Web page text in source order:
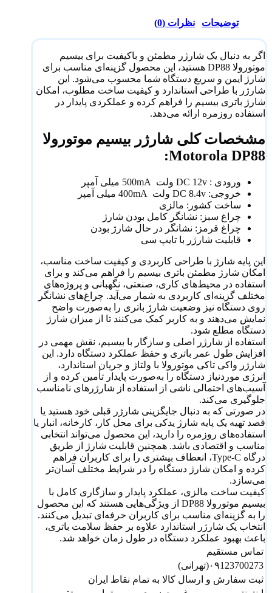
توضیحات نظرات (0)
اگر به دنبال یک شارژر مطمئن و باکیفیت برای بیسیم
موتورولا DP88 هستید، این محصول گزینه‌ای مناسب برای
شارژ ایمن و سریع دستگاه شما محسوب می‌شود. این
شارژر با طراحی استاندارد و کیفیت ساخت مطلوب، امکان
شارژ باتری بیسیم را فراهم کرده و عملکردی پایدار در
استفاده روزمره ارائه می‌دهد.
مشخصات کلی شارژر بیسیم موتورولا
Motorola DP88:
ورودی : DC 12v ولت 500mA میلی آمپر
خروجی: DC 8.4v ولت 400mA میلی آمپر
ساخت کشور: مالزی
چراغ سبز: نشانگر کامل بودن شارژ
چراغ قرمز: نشانگر در حال شارژ بودن
قابلیت شارژر با تایپ سی
این پایه شارژ با طراحی کاربردی و کیفیت ساخت مناسب،
امکان شارژ مطمئن باتری بیسیم را فراهم می‌کند و برای
استفاده در محیط‌های کاری، صنعتی، نگهبانی و پروژه‌های
مختلف گزینه‌ای کاربردی به شمار می‌آید. چراغ‌های نشانگر
روی دستگاه نیز وضعیت شارژ باتری را به‌صورت واضح
نمایش می‌دهند و به کاربر کمک می‌کنند تا از میزان شارژ
دستگاه مطلع شود.
استفاده از شارژر اصلی و سازگار با بیسیم، نقش مهمی در
افزایش طول عمر باتری و حفظ عملکرد دستگاه دارد. این
شارژر واکی تاکی موتورولا با ولتاژ و جریان استاندارد،
انرژی موردنیاز دستگاه را به‌صورت پایدار تأمین کرده و از
آسیب‌های احتمالی ناشی از استفاده از شارژرهای نامناسب
جلوگیری می‌کند.
در صورتی که به دنبال جایگزینی شارژر قبلی خود هستید یا
قصد تهیه یک پایه شارژ یدکی برای محل کار، کارخانه، انبار یا
استفاده‌های روزمره را دارید، این محصول می‌تواند انتخابی
مناسب و اقتصادی باشد. همچنین قابلیت شارژ از طریق
درگاه Type-C، انعطاف بیشتری را برای کاربران فراهم
کرده و امکان شارژ دستگاه را در شرایط مختلف آسان‌تر
می‌سازد.
کیفیت ساخت مالزی، عملکرد پایدار و سازگاری کامل با
بیسیم موتورولا DP88 از ویژگی‌هایی هستند که این محصول
را به گزینه‌ای مناسب برای کاربران حرفه‌ای تبدیل می‌کنند.
انتخاب یک شارژر استاندارد علاوه بر حفظ سلامت باتری،
باعث بهبود عملکرد دستگاه در طول زمان خواهد شد.
تماس مستقیم
۰۹123700273(تهرانی)
ثبت سفارش و ارسال کالا به تمام نقاط ایران